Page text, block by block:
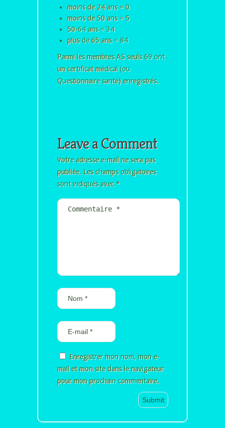
moins de 24 ans = 0
moins de 50 ans = 5
50-64 ans = 34
plus de 65 ans = 84
Parmi les membres AS seuls 69 ont
un certificat médical (ou
Questionnaire santé) enregistrés.
Leave a Comment
Votre adresse e-mail ne sera pas
publiée. Les champs obligatoires
sont indiqués avec*
Enregistrer mon nom, mon e-
mail et mon site dans le navigateur
pour mon prochain commentaire.